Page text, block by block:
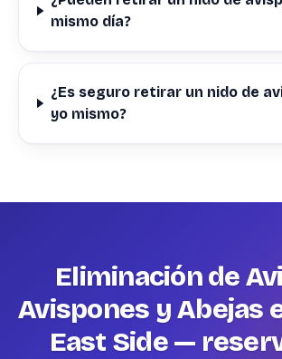
mismo día?
¿Es seguro retirar un nido de
yo mismo?
Eliminación de
Avispones y Abejas
East Side —